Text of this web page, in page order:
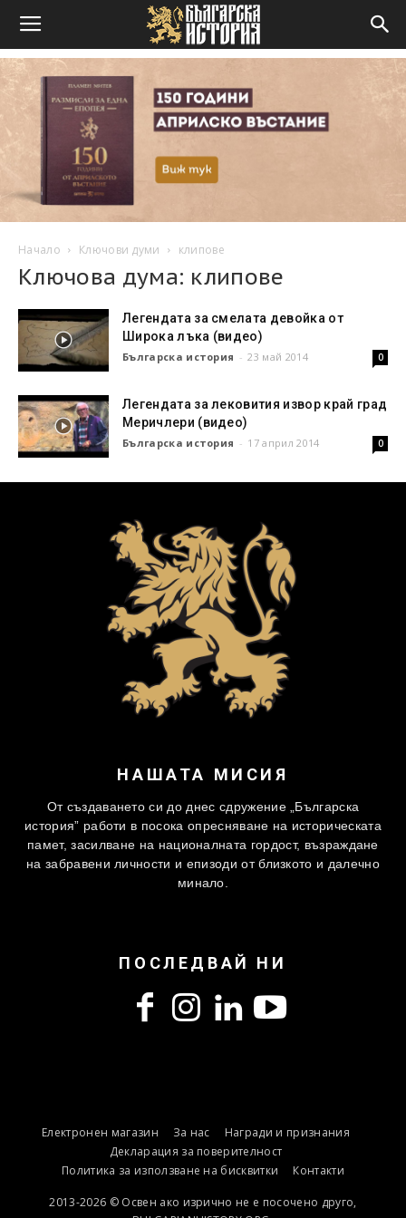
Начало Ключови думи клипове
Ключова дума: клипове
Легендата за смелата девойка от
Широка лъка (видео)
Българска история - 23 май 2014 0
Легендата за лековития извор край град
Меричлери (видео)
Българска история - 17 април 2014 0
НАШАТА МИСИЯ
От създаването си до днес сдружение „Българска
история” работи в посока опресняване на историческата
памет, засилване на националната гордост, възраждане
на забравени личности и епизоди от близкото и далечно
минало.
ПОСЛЕДВАЙ НИ
Електронен магазин За нас
Награди и признания
Декларация за поверителност
Политика за използване на бисквитки
Контакти
2013-2026 © Освен ако изрично не е посочено друго,